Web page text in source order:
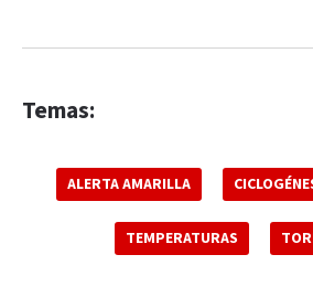
Temas:
ALERTA AMARILLA
TEMPERATURAS